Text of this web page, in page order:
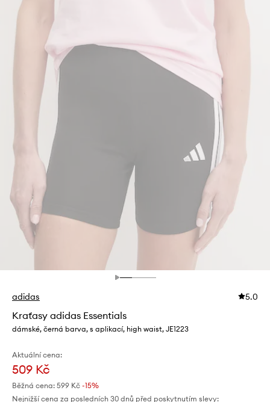
adidas 5.0
Kraťasy adidas Essentials
dámské, černá barva, s aplikací, high waist, JE1223
Aktuální cena:
509 Kč
Běžná cena: 599 Kč -15%
Nejnižší cena za posledních 30 dnů před poskytnutím slevy: